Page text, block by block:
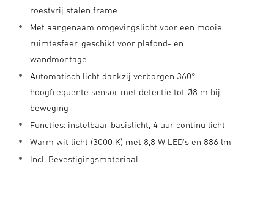
roestvrij stalen frame
Met aangenaam omgevingslicht voor een mooie
ruimtesfeer, geschikt voor plafond- en
wandmontage
Automatisch licht dankzij verborgen 360°
hoogfrequente sensor met detectie tot Ø8 m bij
beweging
Functies: instelbaar basislicht, 4 uur continu licht
Warm wit licht (3000 K) met 8,8 W LED's en 886 lm
Incl. Bevestigingsmateriaal